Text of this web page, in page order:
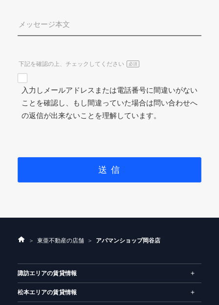
メッセージ本文
入力しメールアドレスまたは電話番号に間違いがない
ことを確認し、もし間違っていた場合は問い合わせへ
の返信が出来ないことを理解しています。
下記を確認の上、チェックしてください 必須
ホ
東亜不動産の店舗 アパマンショップ岡谷店
諏訪エリアの賃貸情報
松本エリアの賃貸情報